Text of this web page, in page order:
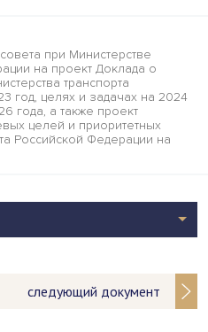
при Министерстве
на проект Доклада о
транспорта
год, целях и задачах на 2024
года, а также проект
целей и приоритетных
Российской Федерации на
следующий документ